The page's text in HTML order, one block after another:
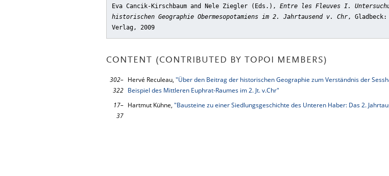
Eva Cancik-Kirschbaum and Nele Ziegler (Eds.), Entre les Fleuves I.
historischen Geographie Obermesopotamiens im 2. Jahrtausend v. Chr, Gladbeck:
Verlag, 2009
CONTENT (CONTRIBUTED BY TOPOI MEMBERS)
302–
322
Hervé Reculeau, "Über den Beitrag der historischen Geographie zum Verständnis der
Beispiel des Mittleren Euphrat-Raumes im 2. Jt. v.Chr"
17–
37
Hartmut Kühne, "Bausteine zu einer Siedlungsgeschichte des Unteren Haber: Das 2.